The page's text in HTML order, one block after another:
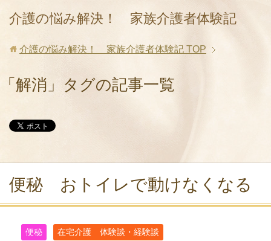
介護の悩み解決！ 家族介護者体験記
介護の悩み解決！ 家族介護者体験記 TOP
「解消」タグの記事一覧
便秘 おトイレで動けなくなる
便秘 在宅介護 体験談・経験談